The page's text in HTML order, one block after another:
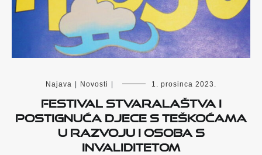
Najava Novosti 1. prosinca 2023.
Festival stvaralaštva i
postignuća djece s teškoćama
u razvoju i osoba s
invaliditetom